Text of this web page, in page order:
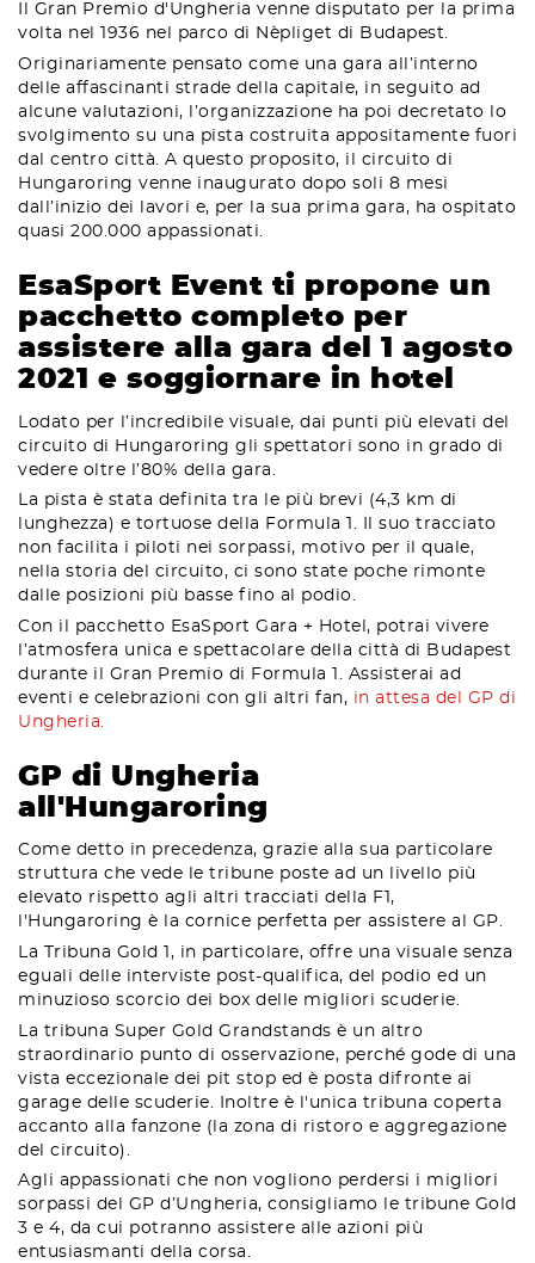
Il Gran Premio d'Ungheria venne disputato per la prima
volta nel 1936 nel parco di Nèpliget di Budapest.
Originariamente pensato come una gara all’interno
delle affascinanti strade della capitale, in seguito ad
alcune valutazioni, l’organizzazione ha poi decretato lo
svolgimento su una pista costruita appositamente fuori
dal centro città. A questo proposito, il circuito di
Hungaroring venne inaugurato dopo soli 8 mesi
dall’inizio dei lavori e, per la sua prima gara, ha ospitato
quasi 200.000 appassionati.
EsaSport Event ti propone un
pacchetto completo per
assistere alla gara del 1 agosto
2021 e soggiornare in hotel
Lodato per l’incredibile visuale, dai punti più elevati del
circuito di Hungaroring gli spettatori sono in grado di
vedere oltre l’80% della gara.
La pista è stata definita tra le più brevi (4,3 km di
lunghezza) e tortuose della Formula 1. Il suo tracciato
non facilita i piloti nei sorpassi, motivo per il quale,
nella storia del circuito, ci sono state poche rimonte
dalle posizioni più basse fino al podio.
Con il pacchetto EsaSport Gara + Hotel, potrai vivere
l’atmosfera unica e spettacolare della città di Budapest
durante il Gran Premio di Formula 1. Assisterai ad
eventi e celebrazioni con gli altri fan, in attesa del GP di
Ungheria.
GP di Ungheria
all'Hungaroring
Come detto in precedenza, grazie alla sua particolare
struttura che vede le tribune poste ad un livello più
elevato rispetto agli altri tracciati della F1,
l'Hungaroring è la cornice perfetta per assistere al GP.
La Tribuna Gold 1, in particolare, offre una visuale senza
eguali delle interviste post-qualifica, del podio ed un
minuzioso scorcio dei box delle migliori scuderie.
La tribuna Super Gold Grandstands è un altro
straordinario punto di osservazione, perché gode di una
vista eccezionale dei pit stop ed è posta difronte ai
garage delle scuderie. Inoltre è l'unica tribuna coperta
accanto alla fanzone (la zona di ristoro e aggregazione
del circuito).
Agli appassionati che non vogliono perdersi i migliori
sorpassi del GP d’Ungheria, consigliamo le tribune Gold
3 e 4, da cui potranno assistere alle azioni più
entusiasmanti della corsa.